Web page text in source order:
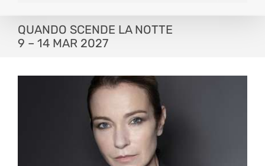
QUANDO SCENDE LA NOTTE
9 – 14 MAR 2027